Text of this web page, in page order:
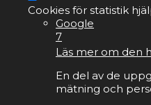
Cookies för statistik
Google
7
Läs mer om den
En del av de
mätning och